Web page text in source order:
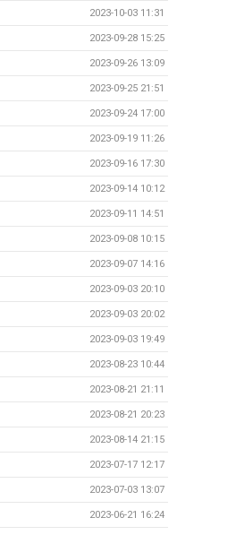
2023-10-03 11:31
2023-09-28 15:25
2023-09-26 13:09
2023-09-25 21:51
2023-09-24 17:00
2023-09-19 11:26
2023-09-16 17:30
2023-09-14 10:12
2023-09-11 14:51
2023-09-08 10:15
2023-09-07 14:16
2023-09-03 20:10
2023-09-03 20:02
2023-09-03 19:49
2023-08-23 10:44
2023-08-21 21:11
2023-08-21 20:23
2023-08-14 21:15
2023-07-17 12:17
2023-07-03 13:07
2023-06-21 16:24